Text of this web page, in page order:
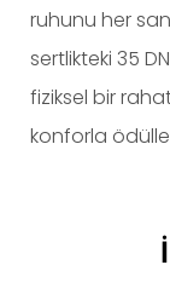
ruhunu her
sertlikteki 35
fiziksel bir
konforla